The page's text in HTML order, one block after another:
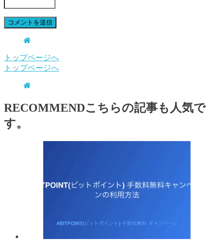
トップページへ
トップページへ
RECOMMENDこちらの記事も人気で
す。